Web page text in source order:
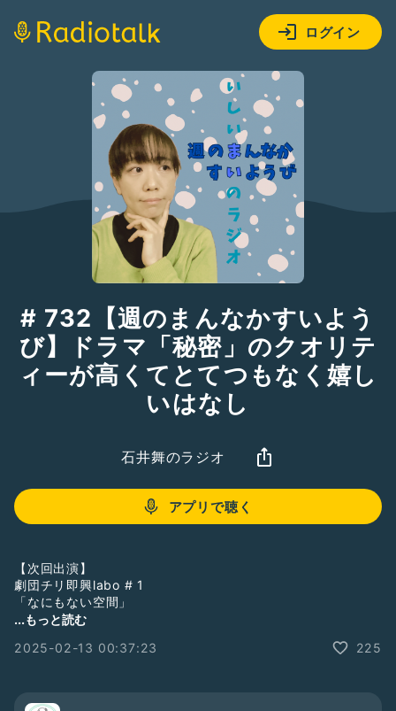
ログイン
# 732【週のまんなかすいよう
び】ドラマ「秘密」のクオリテ
ィーが高くてとてつもなく嬉し
いはなし
石井舞のラジオ
アプリで聴く
【次回出演】
劇団チリ即興labo # 1
「なにもない空間」
2/22(土)13:00の回に出演
詳細・ご予約→
音楽のはなし 2025プレイリストに
...もっと読む
2025-02-13 00:37:23
225